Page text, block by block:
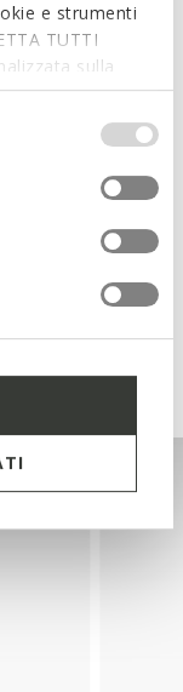
e strumenti
TUTTI
sulla
cookies ed
Per maggiori
momento le